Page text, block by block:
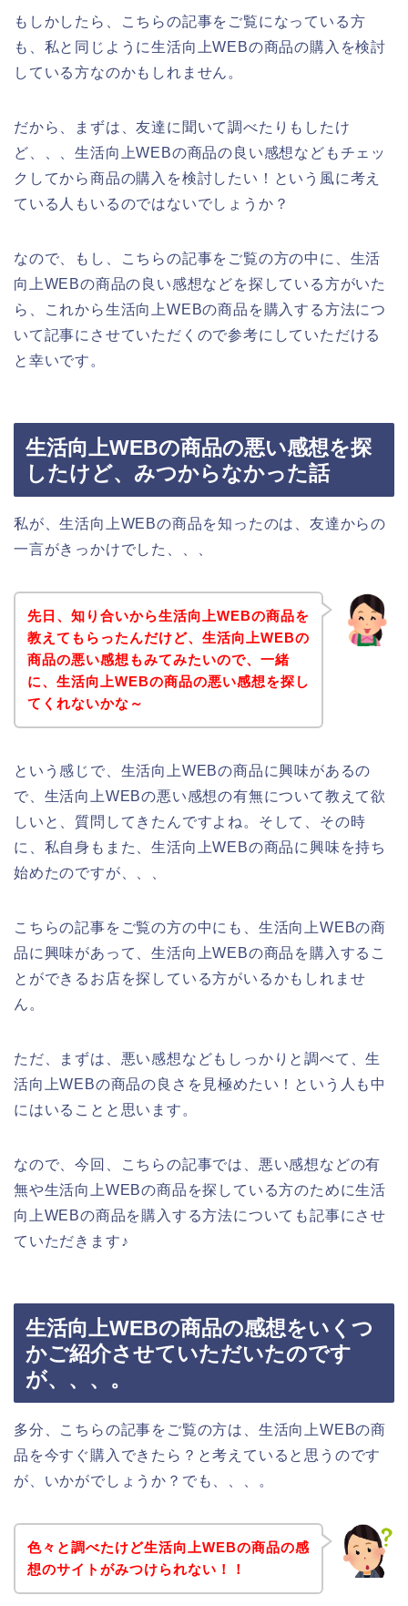
もしかしたら、こちらの記事をご覧になっている方
も、私と同じように生活向上WEBの商品の購入を検討
している方なのかもしれません。
だから、まずは、友達に聞いて調べたりもしたけ
ど、、、生活向上WEBの商品の良い感想などもチェッ
クしてから商品の購入を検討したい！という風に考え
ている人もいるのではないでしょうか？
なので、もし、こちらの記事をご覧の方の中に、生活
向上WEBの商品の良い感想などを探している方がいた
ら、これから生活向上WEBの商品を購入する方法につ
いて記事にさせていただくので参考にしていただける
と幸いです。
生活向上WEBの商品の悪い感想を探
したけど、みつからなかった話
私が、生活向上WEBの商品を知ったのは、友達からの
一言がきっかけでした、、、
先日、知り合いから生活向上WEBの商品を
教えてもらったんだけど、生活向上WEBの
商品の悪い感想もみてみたいので、一緒
に、生活向上WEBの商品の悪い感想を探し
てくれないかな～
という感じで、生活向上WEBの商品に興味があるの
で、生活向上WEBの悪い感想の有無について教えて欲
しいと、質問してきたんですよね。そして、その時
に、私自身もまた、生活向上WEBの商品に興味を持ち
始めたのですが、、、
こちらの記事をご覧の方の中にも、生活向上WEBの商
品に興味があって、生活向上WEBの商品を購入するこ
とができるお店を探している方がいるかもしれませ
ん。
ただ、まずは、悪い感想などもしっかりと調べて、生
活向上WEBの商品の良さを見極めたい！という人も中
にはいることと思います。
なので、今回、こちらの記事では、悪い感想などの有
無や生活向上WEBの商品を探している方のために生活
向上WEBの商品を購入する方法についても記事にさせ
ていただきます♪
生活向上WEBの商品の感想をいくつ
かご紹介させていただいたのです
が、、、。
多分、こちらの記事をご覧の方は、生活向上WEBの商
品を今すぐ購入できたら？と考えていると思うのです
が、いかがでしょうか？でも、、、。
色々と調べたけど生活向上WEBの商品の感
想のサイトがみつけられない！！